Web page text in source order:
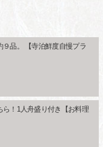
品。 【寺泊鮮度自慢プラ
ら！1人舟盛り付き【お料理